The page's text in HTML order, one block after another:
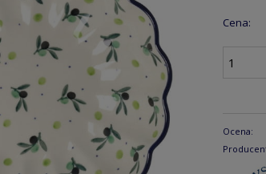
Cena:
Ocena: